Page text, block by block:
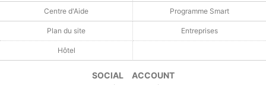
Centre d'Aide Programme Smart
Plan du site Entreprises
Hôtel
SOCIAL ACCOUNT